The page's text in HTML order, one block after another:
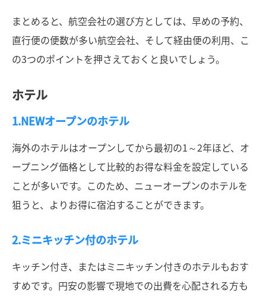
まとめると、航空会社の選び方としては、早めの予約、
直行便の便数が多い航空会社、そして経由便の利用、こ
の3つのポイントを押さえておくと良いでしょう。
ホテル
1.NEWオープンのホテル
海外のホテルはオープンしてから最初の1～2年ほど、オ
ープニング価格として比較的お得な料金を設定している
ことが多いです。このため、ニューオープンのホテルを
狙うと、よりお得に宿泊することができます。
2.ミニキッチン付のホテル
キッチン付き、またはミニキッチン付きのホテルもおす
すめです。円安の影響で現地での出費を心配される方も